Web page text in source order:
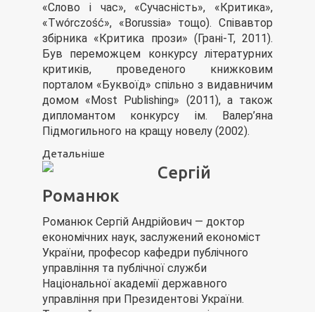
«Слово і час», «Сучасність», «Критика»,
«Twórczość», «Borussia» тощо). Співавтор
збірника «Критика прози» (Грані-Т, 2011).
Був переможцем конкурсу літературних
критиків, проведеного книжковим
порталом «Буквоїд» спільно з видавничим
домом «Most Publishing» (2011), а також
дипломантом конкурсу ім. Валер’яна
Підмогильного на кращу новелу (2002).
Детальніше
Сергій
Романюк
Романюк Сергій Андрійович — доктор
економічних наук, заслужений економіст
України, професор кафедри публічного
управління та публічної служби
Національної академії державного
управління при Президентові України.